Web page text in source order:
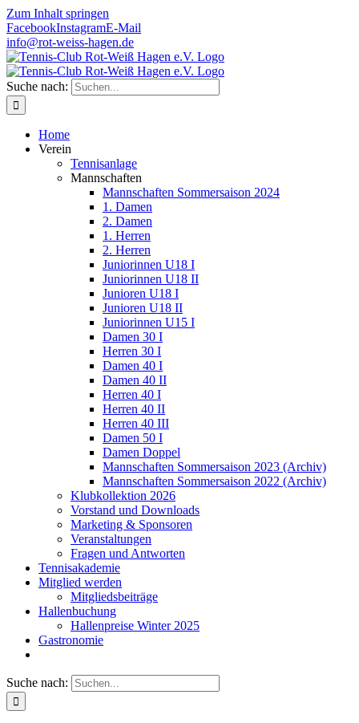
Zum Inhalt springen
FacebookInstagramE-Mail
info@rot-weiss-hagen.de
Suche nach:
Home
Verein
Tennisanlage
Mannschaften
Mannschaften Sommersaison 2024
1. Damen
2. Damen
1. Herren
2. Herren
Juniorinnen U18 I
Juniorinnen U18 II
Junioren U18 I
Junioren U18 II
Juniorinnen U15 I
Damen 30 I
Herren 30 I
Damen 40 I
Damen 40 II
Herren 40 I
Herren 40 II
Herren 40 III
Damen 50 I
Damen Doppel
Mannschaften Sommersaison 2023 (Archiv)
Mannschaften Sommersaison 2022 (Archiv)
Klubkollektion 2026
Vorstand und Downloads
Marketing & Sponsoren
Veranstaltungen
Fragen und Antworten
Tennisakademie
Mitglied werden
Mitgliedsbeiträge
Hallenbuchung
Hallenpreise Winter 2025
Gastronomie
Suche nach: